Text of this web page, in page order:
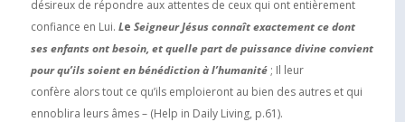
désireux de répondre aux attentes de ceux qui ont entièrement
confiance en Lui. Le Seigneur Jésus connaît exactement ce dont
ses enfants ont besoin, et quelle part de puissance divine convient
pour qu’ils soient en bénédiction à l’humanité ; Il leur
confère alors tout ce qu’ils emploieront au bien des autres et qui
ennoblira leurs âmes – (Help in Daily Living, p.61).